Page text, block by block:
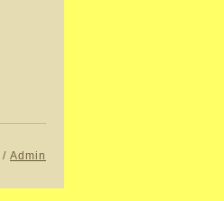
/ Admin